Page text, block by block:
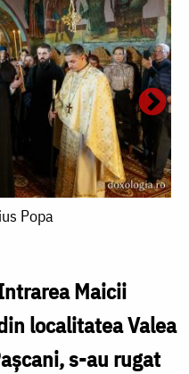
Popa
Maicii
localitatea Valea
s-au rugat